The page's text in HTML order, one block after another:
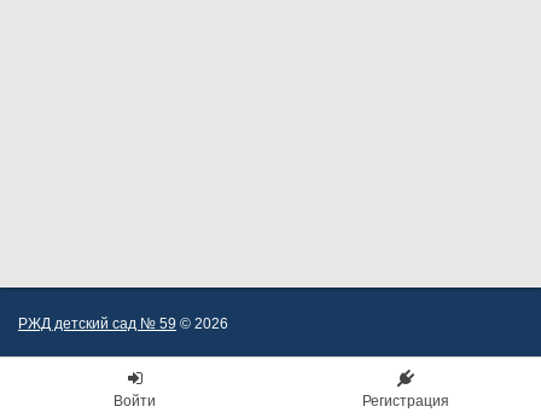
РЖД детский сад № 59 © 2026
Войти Регистрация